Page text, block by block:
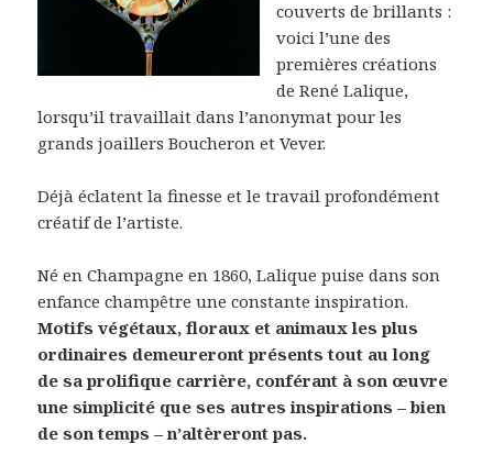
couverts de brillants :
voici l’une des
premières créations
de René Lalique,
lorsqu’il travaillait dans l’anonymat pour les
grands joaillers Boucheron et Vever.
Déjà éclatent la finesse et le travail profondément
créatif de l’artiste.
Né en Champagne en 1860, Lalique puise dans son
enfance champêtre une constante inspiration.
Motifs végétaux, floraux et animaux les plus
ordinaires demeureront présents tout au long
de sa prolifique carrière, conférant à son œuvre
une simplicité que ses autres inspirations – bien
de son temps – n’altèreront pas.